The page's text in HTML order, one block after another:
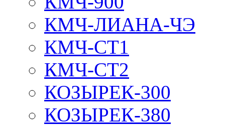
КМЧ-ЛИАНА-ЧЭ
КМЧ-СТ1
КМЧ-СТ2
КОЗЫРЕК-300
КОЗЫРЕК-380